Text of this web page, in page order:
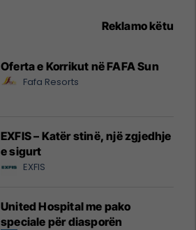
Reklamo këtu
Oferta e Korrikut në FAFA Sun
Fafa Resorts
EXFIS – Katër stinë, një zgjedhje
e sigurt
EXFIS
United Hospital me pako
speciale për diasporën